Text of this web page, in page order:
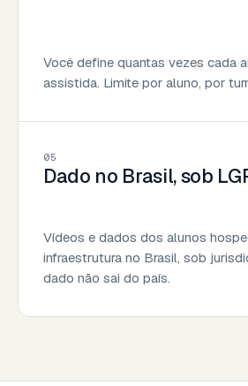
Você define quantas vezes cada
assistida. Limite por aluno, por
05
Dado no Brasil, sob
Vídeos e dados dos alunos
infraestrutura no Brasil, sob
dado não sai do país.